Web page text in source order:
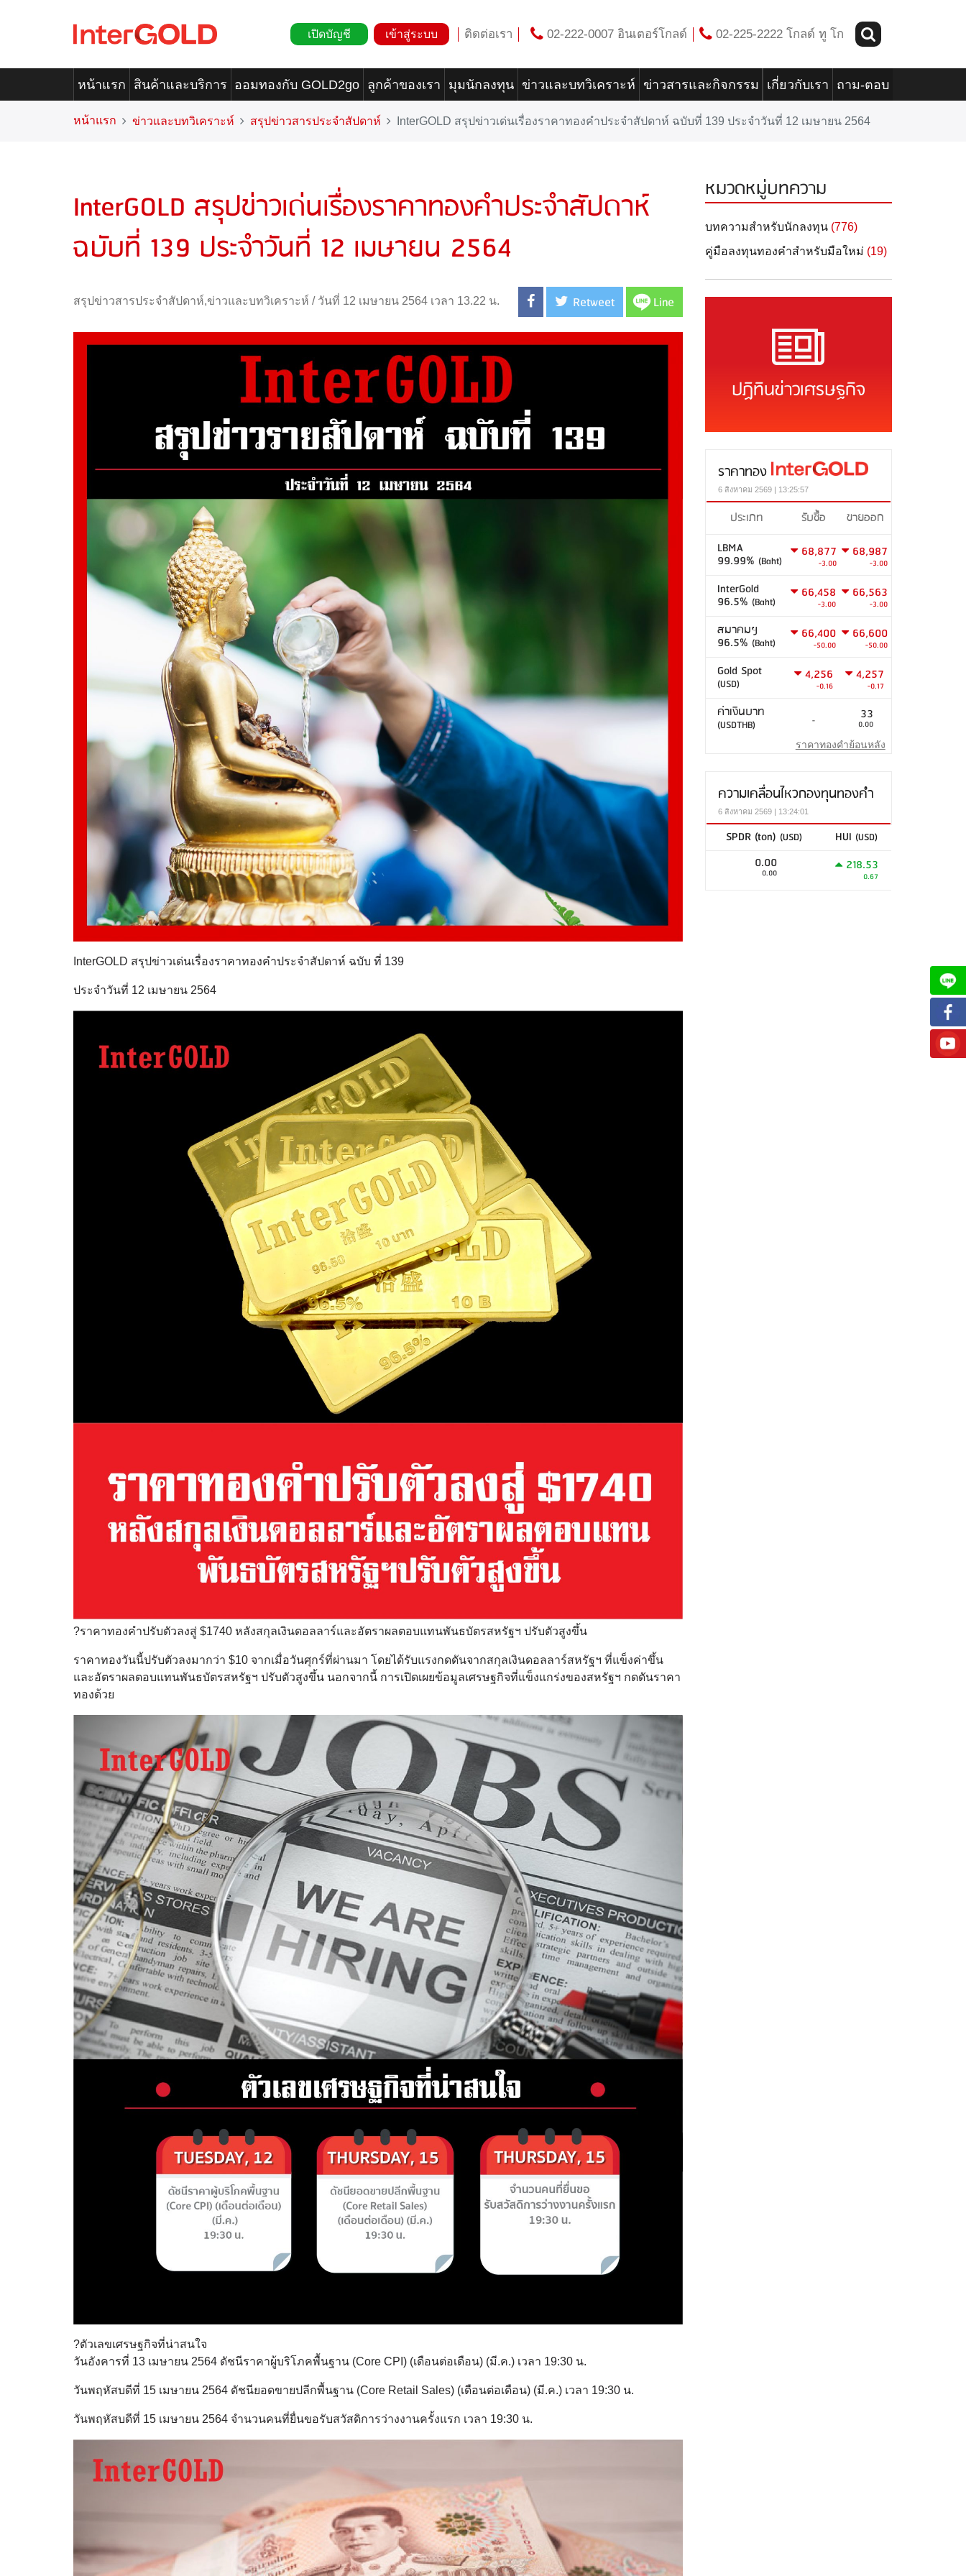
เปิดบัญชี เข้าสู่ระบบ ติดต่อเรา 02-222-0007 อินเตอร์โกลด์ 02-225-2222 โกลด์ ทู โก
หน้าแรก สินค้าและบริการ ออมทองกับ GOLD2go ลูกค้าของเรา มุมนักลงทุน ข่าวและบทวิเคราะห์ ข่าวสารและกิจกรรม เกี่ยวกับเรา ถาม-ตอบ
หน้าแรก ข่าวและบทวิเคราะห์ สรุปข่าวสารประจำสัปดาห์ InterGOLD สรุปข่าวเด่นเรื่องราคาทองคำประจำสัปดาห์ ฉบับที่ 139 ประจำวันที่ 12 เมษายน 2564
InterGOLD สรุปข่าวเด่นเรื่องราคาทองคำประจำสัปดาห์
ฉบับที่ 139 ประจำวันที่ 12 เมษายน 2564
สรุปข่าวสารประจำสัปดาห์,ข่าวและบทวิเคราะห์ / วันที่ 12 เมษายน 2564 เวลา 13.22 น. Retweet Line
InterGOLD สรุปข่าวเด่นเรื่องราคาทองคำประจำสัปดาห์ ฉบับ ที่ 139
ประจำวันที่ 12 เมษายน 2564
?ราคาทองคำปรับตัวลงสู่ $1740 หลังสกุลเงินดอลลาร์และอัตราผลตอบแทนพันธบัตรสหรัฐฯ ปรับตัวสูงขึ้น
ราคาทองวันนี้ปรับตัวลงมากว่า $10 จากเมื่อวันศุกร์ที่ผ่านมา โดยได้รับแรงกดดันจากสกุลเงินดอลลาร์สหรัฐฯ ที่แข็งค่าขึ้น
และอัตราผลตอบแทนพันธบัตรสหรัฐฯ ปรับตัวสูงขึ้น นอกจากนี้ การเปิดเผยข้อมูลเศรษฐกิจที่แข็งแกร่งของสหรัฐฯ กดดันราคา
ทองด้วย
?ตัวเลขเศรษฐกิจที่น่าสนใจ
วันอังคารที่ 13 เมษายน 2564 ดัชนีราคาผู้บริโภคพื้นฐาน (Core CPI) (เดือนต่อเดือน) (มี.ค.) เวลา 19:30 น.
วันพฤหัสบดีที่ 15 เมษายน 2564 ดัชนียอดขายปลีกพื้นฐาน (Core Retail Sales) (เดือนต่อเดือน) (มี.ค.) เวลา 19:30 น.
วันพฤหัสบดีที่ 15 เมษายน 2564 จำนวนคนที่ยื่นขอรับสวัสดิการว่างงานครั้งแรก เวลา 19:30 น.
หมวดหมู่บทความ
บทความสำหรับนักลงทุน (776)
คู่มือลงทุนทองคำสำหรับมือใหม่ (19)
ปฏิทินข่าวเศรษฐกิจ
ราคาทอง
6 สิงหาคม 2569 | 13:25:57
ประเภท รับซื้อ
ขายออก
LBMA
99.99% (Baht)
68,877
-3.00
68,987
-3.00
InterGold
96.5% (Baht)
66,458
-3.00
66,563
-3.00
สมาคมฯ
96.5% (Baht)
66,400
-50.00
66,600
-50.00
Gold Spot
(USD)
4,256
-0.16
4,257
-0.17
ค่าเงินบาท
(USDTHB) - 33
0.00
ราคาทองคำย้อนหลัง
ความเคลื่อนไหวกองทุนทองคำ
6 สิงหาคม 2569 | 13:24:01
SPDR (ton) (USD) HUI (USD)
0.00
0.00 218.53
0.67